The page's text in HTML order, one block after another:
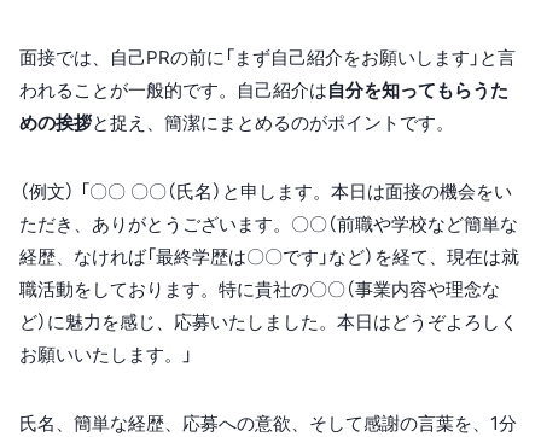
面接では、自己PRの前に「まず自己紹介をお願いします」と言
われることが一般的です。自己紹介は自分を知ってもらうた
めの挨拶と捉え、簡潔にまとめるのがポイントです。
（例文） 「〇〇 〇〇（氏名）と申します。本日は面接の機会をい
ただき、ありがとうございます。〇〇（前職や学校など簡単な
経歴、なければ「最終学歴は〇〇です」など）を経て、現在は就
職活動をしております。特に貴社の〇〇（事業内容や理念な
ど）に魅力を感じ、応募いたしました。本日はどうぞよろしく
お願いいたします。」
氏名、簡単な経歴、応募への意欲、そして感謝の言葉を、1分